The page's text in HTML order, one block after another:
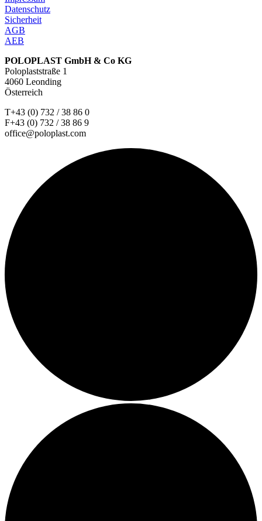
Datenschutz
Sicherheit
AGB
AEB
POLOPLAST GmbH & Co KG
Poloplaststraße 1
4060 Leonding
Österreich
T+43 (0) 732 / 38 86 0
F+43 (0) 732 / 38 86 9
office@poloplast.com